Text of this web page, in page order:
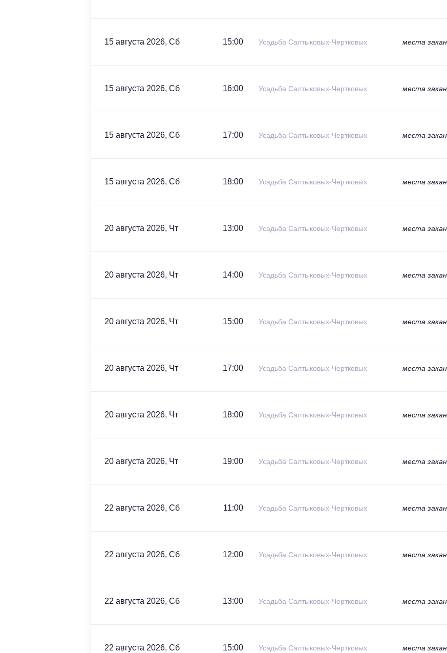
15 августа 2026, Сб 15:00 Усадьба Салтыковых-Чертковых места
15 августа 2026, Сб 16:00 Усадьба Салтыковых-Чертковых места
15 августа 2026, Сб 17:00 Усадьба Салтыковых-Чертковых места
15 августа 2026, Сб 18:00 Усадьба Салтыковых-Чертковых места
20 августа 2026, Чт 13:00 Усадьба Салтыковых-Чертковых места
20 августа 2026, Чт 14:00 Усадьба Салтыковых-Чертковых места
20 августа 2026, Чт 15:00 Усадьба Салтыковых-Чертковых места
20 августа 2026, Чт 17:00 Усадьба Салтыковых-Чертковых места
20 августа 2026, Чт 18:00 Усадьба Салтыковых-Чертковых места
20 августа 2026, Чт 19:00 Усадьба Салтыковых-Чертковых места
22 августа 2026, Сб 11:00 Усадьба Салтыковых-Чертковых места
22 августа 2026, Сб 12:00 Усадьба Салтыковых-Чертковых места
22 августа 2026, Сб 13:00 Усадьба Салтыковых-Чертковых места
22 августа 2026, Сб 15:00 Усадьба Салтыковых-Чертковых места